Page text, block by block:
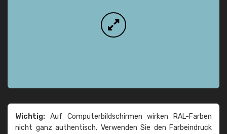
Wichtig: Auf Computerbildschirmen wirken RAL-Farben
nicht ganz authentisch. Verwenden Sie den Farbeindruck